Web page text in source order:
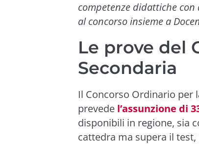
competenze didattiche
al concorso insieme a
Le prove del
Secondaria
Il Concorso Ordinario per
prevede l’assunzione di
disponibili in regione, sia
cattedra ma supera il